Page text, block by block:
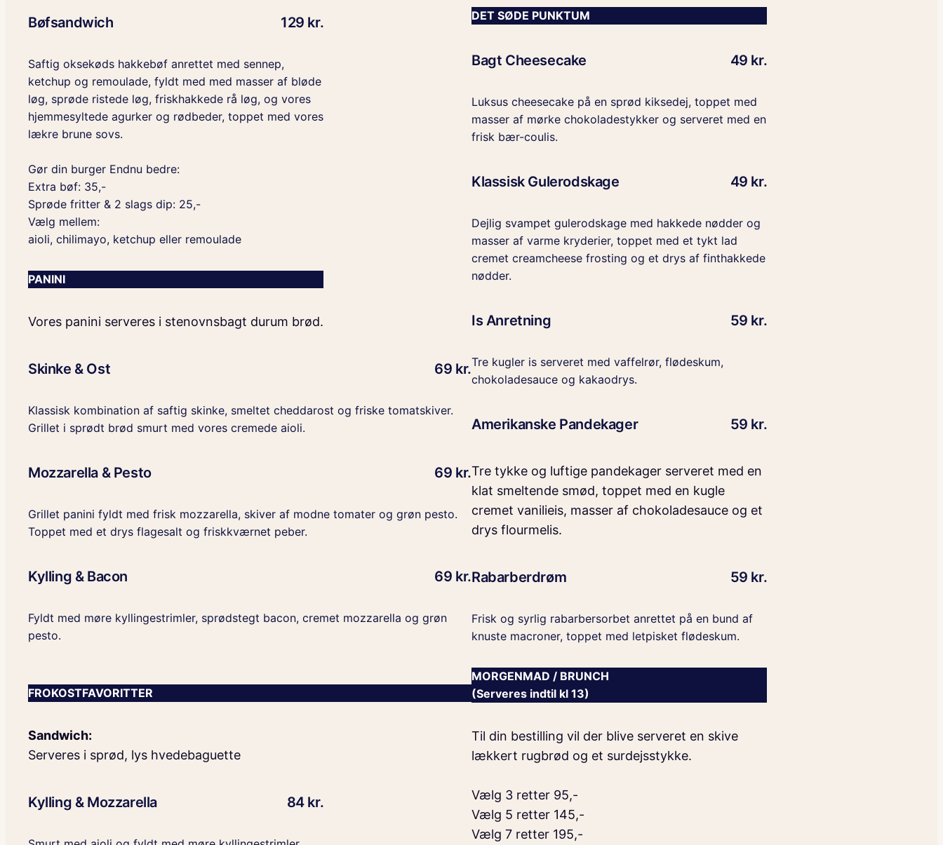
Bøfsandwich 129 kr.
Saftig oksekøds hakkebøf anrettet med sennep,
ketchup og remoulade, fyldt med med masser af bløde
løg, sprøde ristede løg, friskhakkede rå løg, og vores
hjemmesyltede agurker og rødbeder, toppet med vores
lækre brune sovs.
Gør din burger Endnu bedre:
Extra bøf: 35,-
Sprøde fritter & 2 slags dip: 25,-
Vælg mellem:
aioli, chilimayo, ketchup eller remoulade
PANINI
Vores panini serveres i stenovnsbagt durum brød.
Skinke & Ost 69 kr.
Klassisk kombination af saftig skinke, smeltet cheddarost og friske tomatskiver.
Grillet i sprødt brød smurt med vores cremede aioli.
Mozzarella & Pesto 69 kr.
Grillet panini fyldt med frisk mozzarella, skiver af modne tomater og grøn pesto.
Toppet med et drys flagesalt og friskkværnet peber.
Kylling & Bacon 69 kr.
Fyldt med møre kyllingestrimler, sprødstegt bacon, cremet mozzarella og grøn
pesto.
FROKOSTFAVORITTER
Sandwich:
Serveres i sprød, lys hvedebaguette
Kylling & Mozzarella 84 kr.
DET SØDE PUNKTUM
Bagt Cheesecake 49 kr.
Luksus cheesecake på en sprød kiksedej, toppet med
masser af mørke chokoladestykker og serveret med en
frisk bær-coulis.
Klassisk Gulerodskage 49 kr.
Dejlig svampet gulerodskage med hakkede nødder og
masser af varme kryderier, toppet med et tykt lad
cremet creamcheese frosting og et drys af finthakkede
nødder.
Is Anretning 59 kr.
Tre kugler is serveret med vaffelrør, flødeskum,
chokoladesauce og kakaodrys.
Amerikanske Pandekager 59 kr.
Tre tykke og luftige pandekager serveret med en
klat smeltende smød, toppet med en kugle
cremet vanilieis, masser af chokoladesauce og et
drys flourmelis.
Rabarberdrøm 59 kr.
Frisk og syrlig rabarbersorbet anrettet på en bund af
knuste macroner, toppet med letpisket flødeskum.
MORGENMAD / BRUNCH
(Serveres indtil kl 13)
Til din bestilling vil der blive serveret en skive
lækkert rugbrød og et surdejsstykke.
Vælg 3 retter 95,-
Vælg 5 retter 145,-
Vælg 7 retter 195,-